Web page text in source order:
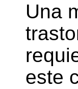
Una
este